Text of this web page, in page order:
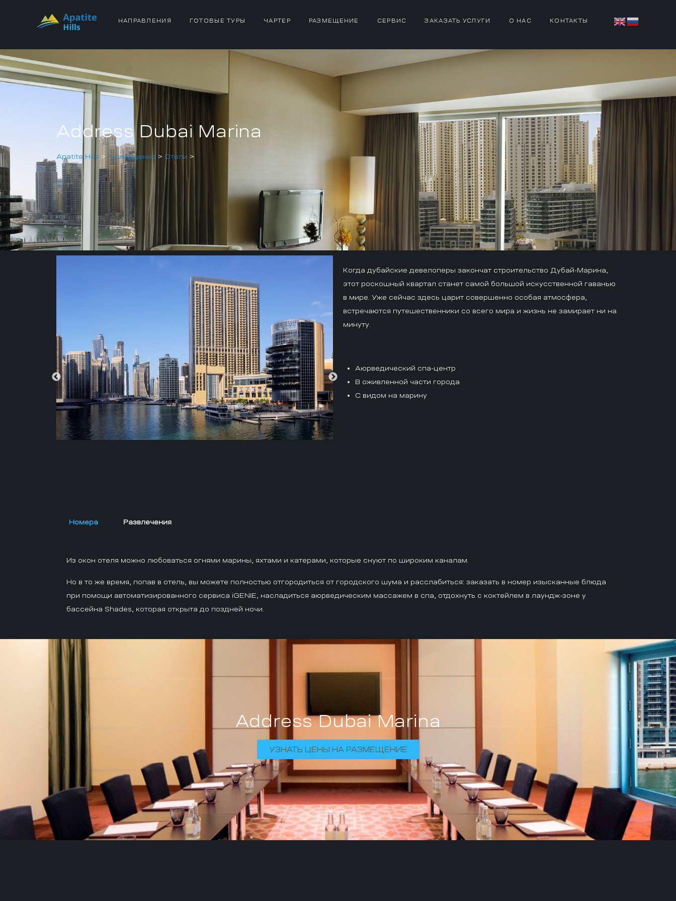
НАПРАВЛЕНИЯ ГОТОВЫЕ ТУРЫ ЧАРТЕР РАЗМЕЩЕНИЕ СЕРВИС ЗАКАЗАТЬ УСЛУГИ О НАС КОНТАКТЫ
Address Dubai Marina
Apatite Hills > Размещение > Отели >
Когда дубайские девелоперы закончат строительство Дубай-Марина,
этот роскошный квартал станет самой большой искусственной гаванью
в мире. Уже сейчас здесь царит совершенно особая атмосфера,
встречаются путешественники со всего мира и жизнь не замирает ни на
минуту.
Аюрведический спа-центр
В оживленной части города
С видом на марину
Номера Развлечения
Из окон отеля можно любоваться огнями марины, яхтами и катерами, которые снуют по широким каналам.
Но в то же время, попав в отель, вы можете полностью отгородиться от городского шума и расслабиться: заказать в номер изысканные блюда
при помощи автоматизированного сервиса iGENIE, насладиться аюрведическим массажем в спа, отдохнуть с коктейлем в лаундж-зоне у
бассейна Shades, которая открыта до поздней ночи.
Address Dubai Marina
УЗНАТЬ ЦЕНЫ НА РАЗМЕЩЕНИЕ